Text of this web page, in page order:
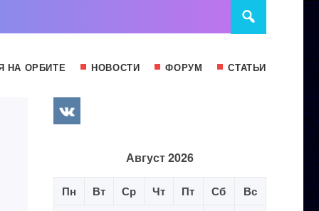
НА ОРБИТЕ НОВОСТИ ФОРУМ СТАТЬИ
Август 2026
Пн Вт Ср Чт Пт Сб Вс